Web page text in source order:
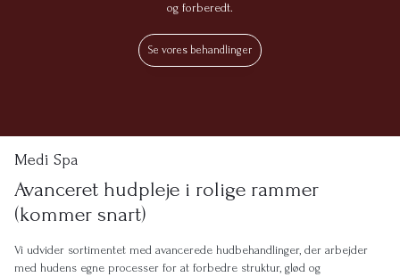
og forberedt.
Se vores behandlinger
Medi Spa
Avanceret hudpleje i rolige rammer
(kommer snart)
Vi udvider sortimentet med avancerede hudbehandlinger, der arbejder
med hudens egne processer for at forbedre struktur, glød og